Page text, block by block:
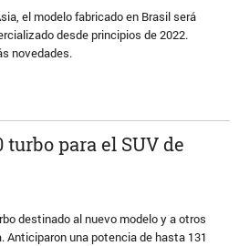
el modelo fabricado en Brasil será
desde principios de 2022.
novedades.
turbo para el SUV de
destinado al nuevo modelo y a otros
Anticiparon una potencia de hasta 131